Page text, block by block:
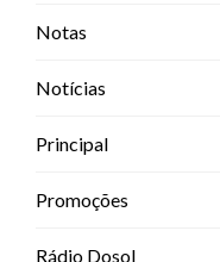
Notas
Notícias
Principal
Promoções
Rádio Dosol